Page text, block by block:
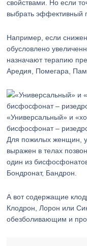
свойствами. Но если
выбрать эффективный
Например, если
обусловлено
назначают терапию
Аредия, Помегара,
«Универсальный» и
бисфосфонат –
Для пожилых женщин, у
выражен в телах
один из
Бондронат, Бандрон.
А вот содержащие
Клодрон, Лорон или
обезболивающим и